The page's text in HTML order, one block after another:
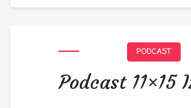
PODCAST
Podcast 11×15